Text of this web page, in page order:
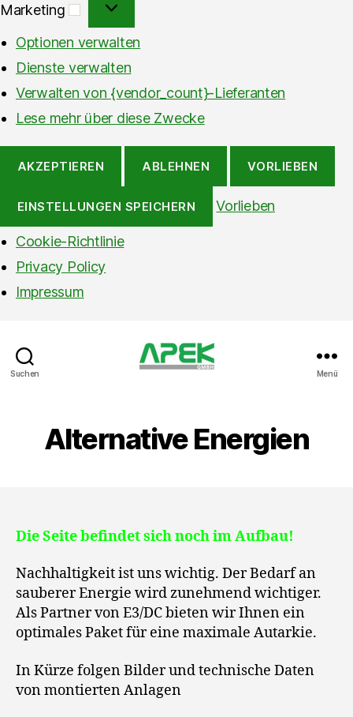
Marketing
Optionen verwalten
Dienste verwalten
Verwalten von {vendor_count}-Lieferanten
Lese mehr über diese Zwecke
AKZEPTIEREN ABLEHNEN VORLIEBEN
EINSTELLUNGEN SPEICHERN Vorlieben
Cookie-Richtlinie
Privacy Policy
Impressum
Suchen Menü
Alternative Energien
Die Seite befindet sich noch im Aufbau!
Nachhaltigkeit ist uns wichtig. Der Bedarf an
sauberer Energie wird zunehmend wichtiger.
Als Partner von E3/DC bieten wir Ihnen ein
optimales Paket für eine maximale Autarkie.
In Kürze folgen Bilder und technische Daten
von montierten Anlagen